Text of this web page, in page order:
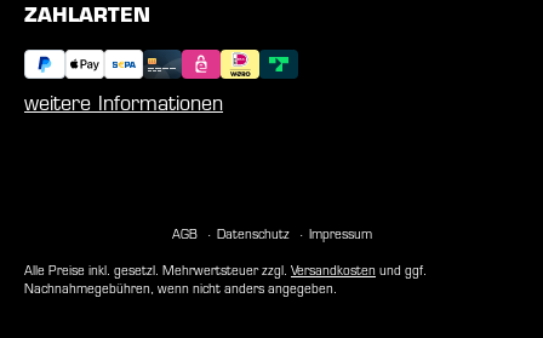
ZAHLARTEN
weitere Informationen
AGB Datenschutz Impressum
Alle Preise inkl. gesetzl. Mehrwertsteuer zzgl. Versandkosten und ggf.
Nachnahmegebühren, wenn nicht anders angegeben.